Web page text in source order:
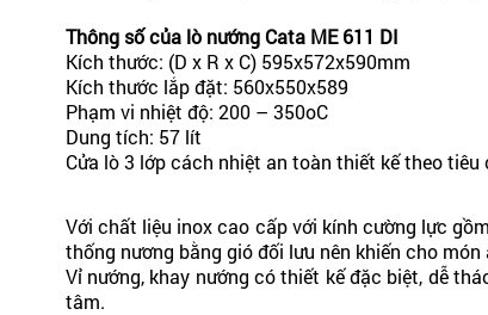
Thông số của lò nướng Cata ME 611 DI
Kích thước: (D x R x C) 595x572x590mm
Kích thước lắp đặt: 560x550x589
Phạm vi nhiệt độ: 200 – 350oC
Dung tích: 57 lít
Cửa lò 3 lớp cách nhiệt an toàn thiết kế theo tiêu
Với chất liệu inox cao cấp với kính cường lực
thống nương bằng gió đối lưu nên khiến cho
Vỉ nướng, khay nướng có thiết kế đặc biệt, dễ
tâm.